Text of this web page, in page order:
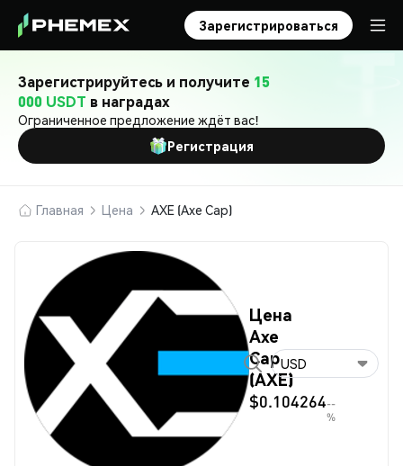
Зарегистрироваться
Зарегистрируйтесь и получите 15
000 USDT в наградах
Ограниченное предложение ждёт вас!
Регистрация
Главная Цена AXE (Axe Cap)
Цена
Axe
Cap
(AXE)
$0.104264--
%
USD